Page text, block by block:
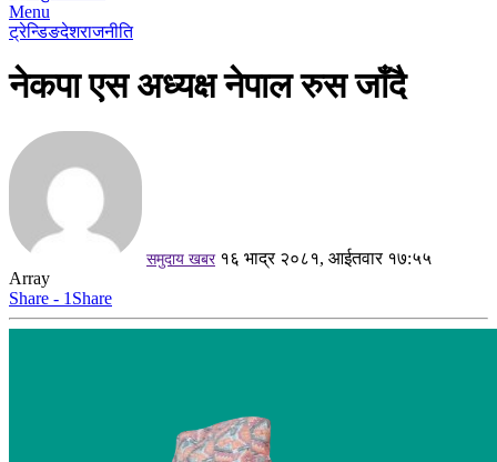
Menu
ट्रेन्डिङदेशराजनीति
नेकपा एस अध्यक्ष नेपाल रुस जाँदै
समुदाय खबर १६ भाद्र २०८१, आईतवार १७:५५
Array
Share - 1 Share